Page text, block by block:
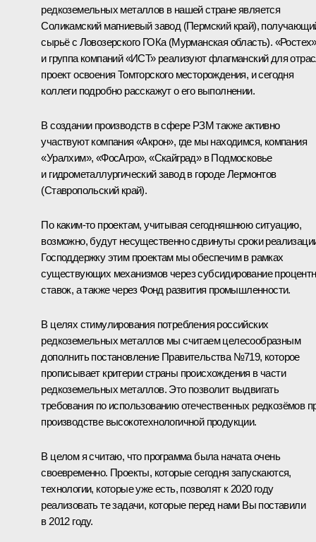
редкоземельных металлов в нашей стране является
Соликамский магниевый завод (Пермский край),
сырьё с Ловозерского ГОКа (Мурманская область). «Ростех»
и группа компаний «ИСТ» реализуют флагманский для
проект освоения Томторского месторождения, и сегодня
коллеги подробно расскажут о его выполнении.
В создании производств в сфере РЗМ также активно
участвуют компания «Акрон», где мы находимся, компания
«Уралхим», «ФосАгро», «Скайград» в Подмосковье
и гидрометаллургический завод в городе Лермонтов
(Ставропольский край).
По каким‑то проектам, учитывая сегодняшнюю ситуацию,
возможно, будут несущественно сдвинуты сроки
Господдержку этим проектам мы обеспечим в рамках
существующих механизмов через субсидирование
ставок, а также через Фонд развития промышленности.
В целях стимулирования потребления российских
редкоземельных металлов мы считаем целесообразным
дополнить постановление Правительства №719, которое
прописывает критерии страны происхождения в части
редкоземельных металлов. Это позволит выдвигать
требования по использованию отечественных редкозёмов
производстве высокотехнологичной продукции.
В целом я считаю, что программа была начата очень
своевременно. Проекты, которые сегодня запускаются,
технологии, которые уже есть, позволят к 2020 году
реализовать те задачи, которые перед нами Вы поставили
в 2012 году.